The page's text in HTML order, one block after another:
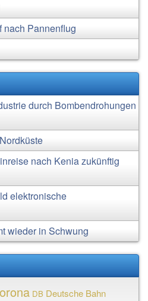
nach Pannenflug
durch Bombendrohungen
nach Kenia zukünftig
elektronische
wieder in Schwung
DB Deutsche Bahn